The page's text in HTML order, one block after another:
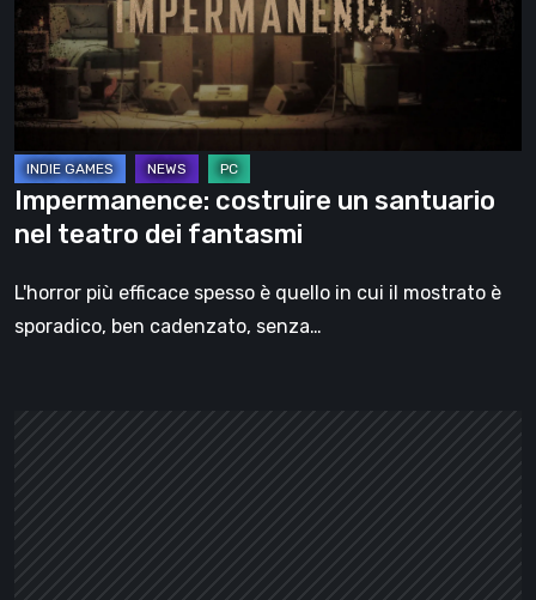
nel
teatro
dei
fantasmi
Impermanence: costruire un santuario
nel teatro dei fantasmi
L'horror più efficace spesso è quello in cui il mostrato è
sporadico, ben cadenzato, senza…